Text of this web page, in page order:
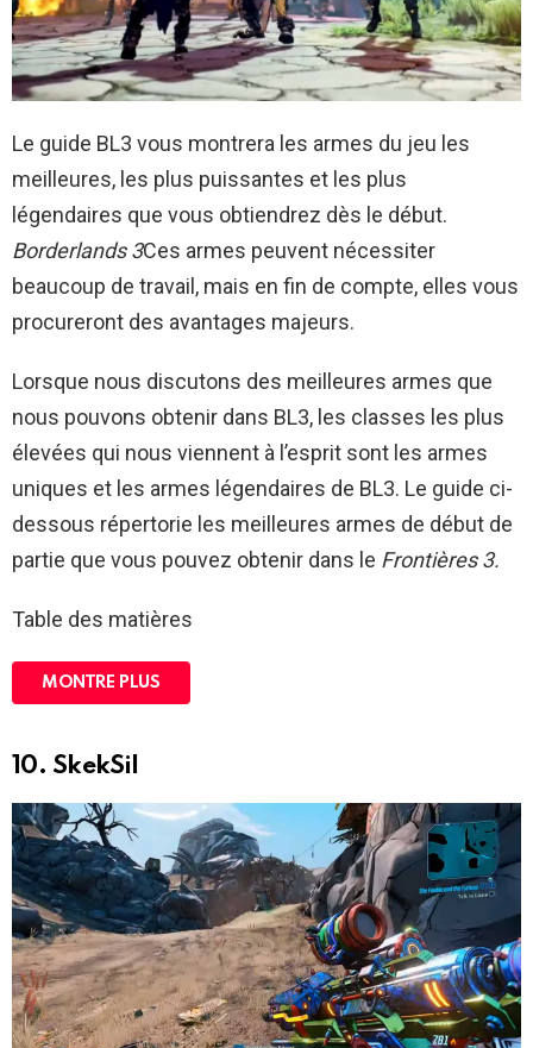
Le guide BL3 vous montrera les armes du jeu les
meilleures, les plus puissantes et les plus
légendaires que vous obtiendrez dès le début.
Borderlands 3Ces armes peuvent nécessiter
beaucoup de travail, mais en fin de compte, elles vous
procureront des avantages majeurs.
Lorsque nous discutons des meilleures armes que
nous pouvons obtenir dans BL3, les classes les plus
élevées qui nous viennent à l’esprit sont les armes
uniques et les armes légendaires de BL3. Le guide ci-
dessous répertorie les meilleures armes de début de
partie que vous pouvez obtenir dans le Frontières 3.
Table des matières
MONTRE PLUS
10. SkekSil